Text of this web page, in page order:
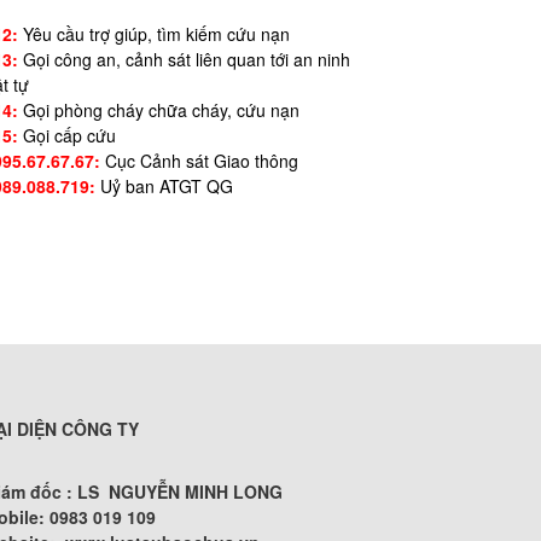
Yêu cầu trợ giúp, tìm kiếm cứu nạn
Gọi công an, cảnh sát liên quan tới an ninh
tự
Gọi phòng cháy chữa cháy, cứu nạn
Gọi cấp cứu
Cục Cảnh sát Giao thông
Uỷ ban ATGT QG
DIỆN CÔNG TY
đốc : LS NGUYỄN MINH LONG
0983 019 109